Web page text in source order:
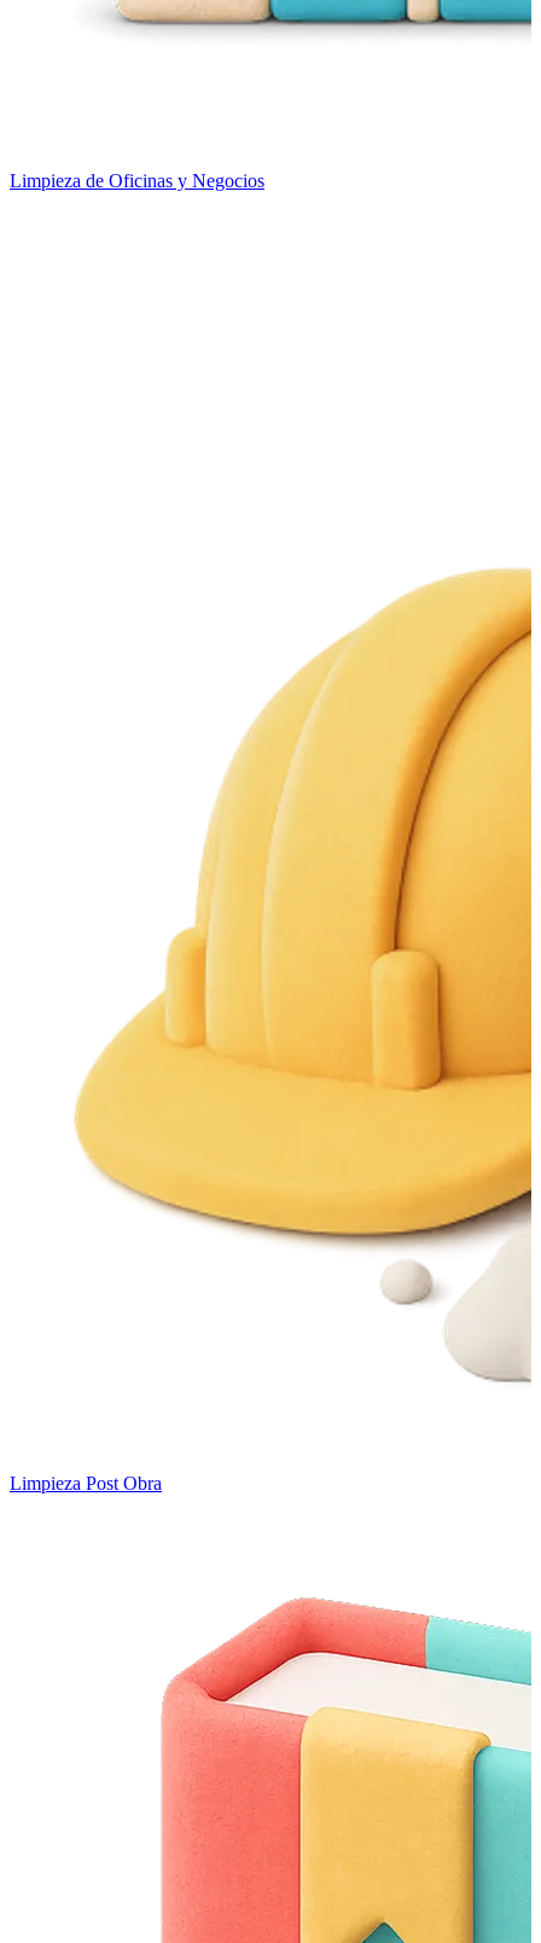
Limpieza de Oficinas y Negocios
Limpieza Post Obra